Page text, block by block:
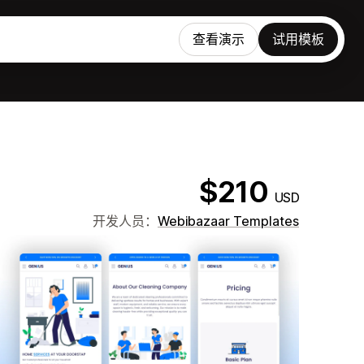
查看演示 试用模板
$210 USD
开发人员： Webibazaar Templates